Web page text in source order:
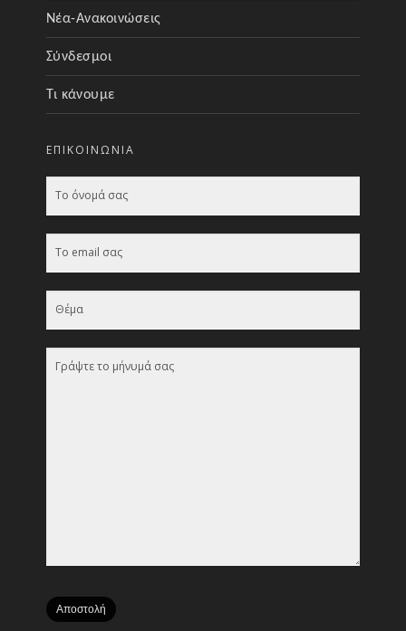
Νέα-Ανακοινώσεις
Σύνδεσμοι
Τι κάνουμε
ΕΠΙΚΟΙΝΩΝΊΑ